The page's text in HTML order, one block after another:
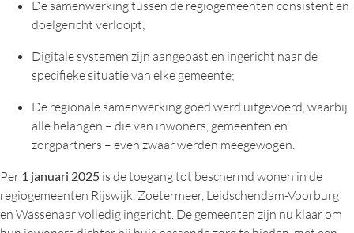
De samenwerking tussen de regiogemeenten consistent en
doelgericht verloopt;
Digitale systemen zijn aangepast en ingericht naar de
specifieke situatie van elke gemeente;
De regionale samenwerking goed werd uitgevoerd, waarbij
alle belangen – die van inwoners, gemeenten en
zorgpartners – even zwaar werden meegewogen.
Per 1 januari 2025 is de toegang tot beschermd wonen in de
regiogemeenten Rijswijk, Zoetermeer, Leidschendam-Voorburg
en Wassenaar volledig ingericht. De gemeenten zijn nu klaar om